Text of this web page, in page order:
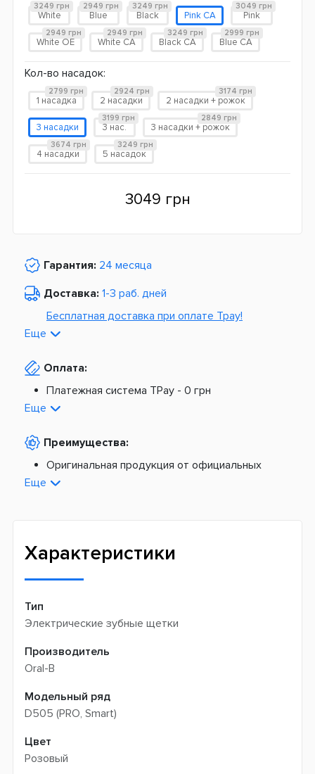
White
3249 грн
Blue
2949 грн
Black
3249 грн
Pink CA Pink
3049 грн
White OE
2949 грн
White CA
2949 грн
Black CA
3249 грн
Blue CA
2999 грн
Кол-во насадок:
1 насадка
2799 грн
2 насадки
2924 грн
2 насадки + рожок
3174 грн
3 насадки 3 нас.
3199 грн
3 насадки + рожок
2849 грн
4 насадки
3674 грн
5 насадок
3249 грн
3049 грн
Гарантия: 24 месяца
Доставка: 1-3 раб. дней
Бесплатная доставка при оплате Tpay!
Из Европы от
Платная доставка по Украине:
По тарифам Укрпочты
Платная доставка из Европы:
Новая почта -
Еще
Оплата:
Платежная система TPay - 0 грн
На расчетный счет -
Еще
Преимущества:
Оригинальная продукция от официальных
поставщиков
Еще
Характеристики
Тип
Электрические зубные щетки
Производитель
Oral-B
Модельный ряд
D505 (PRO, Smart)
Цвет
Розовый